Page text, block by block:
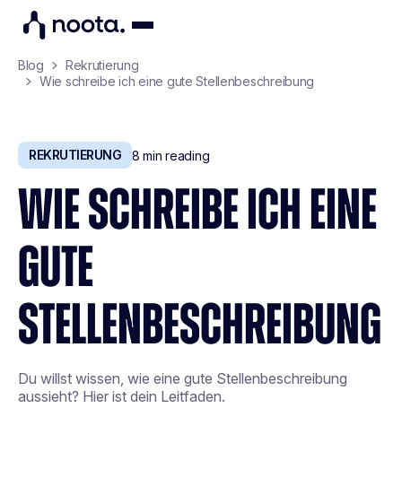
Blog
Rekrutierung
Wie schreibe ich eine gute Stellenbeschreibung
REKRUTIERUNG 8 min reading
WIE SCHREIBE ICH EINE
GUTE
STELLENBESCHREIBUNG
Du willst wissen, wie eine gute Stellenbeschreibung
aussieht? Hier ist dein Leitfaden.